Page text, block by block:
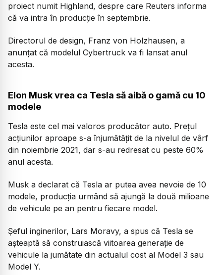
proiect numit Highland, despre care Reuters informa
că va intra în producţie în septembrie.
Directorul de design, Franz von Holzhausen, a
anunţat că modelul Cybertruck va fi lansat anul
acesta.
Elon Musk vrea ca Tesla să aibă o gamă cu 10
modele
Tesla este cel mai valoros producător auto. Preţul
acţiunilor aproape s-a înjumătăţit de la nivelul de vârf
din noiembrie 2021, dar s-au redresat cu peste 60%
anul acesta.
Musk a declarat că Tesla ar putea avea nevoie de 10
modele, producţia urmând să ajungă la două milioane
de vehicule pe an pentru fiecare model.
Şeful inginerilor, Lars Moravy, a spus că Tesla se
aşteaptă să construiască viitoarea generaţie de
vehicule la jumătate din actualul cost al Model 3 sau
Model Y.